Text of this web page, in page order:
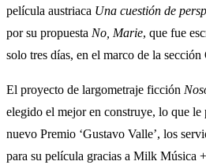
película austriaca Una cuestión de
por su propuesta No, Marie, que fue
solo tres días, en el marco de la sección
El proyecto de largometraje ficción
elegido el mejor en construye, lo que le
nuevo Premio ‘Gustavo Valle’, los
para su película gracias a Milk Música